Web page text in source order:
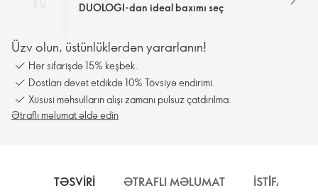
DUOLOGI-dan ideal baxımı seç
Üzv olun, üstünlüklərdən yararlanın!
Hər sifarişdə 15% keşbek.
Dostları dəvət etdikdə 10% Tövsiyə endirimi.
Xüsusi məhsulların alışı zamanı pulsuz çatdırılma.
Ətraflı məlumat əldə edin
TƏSVIRI ƏTRAFLI MƏLUMAT İSTİFADƏ